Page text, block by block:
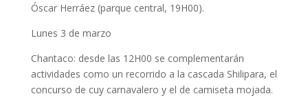
Óscar Herráez (parque central, 19H00).
Lunes 3 de marzo
Chantaco: desde las 12H00 se complementarán
actividades como un recorrido a la cascada Shilipara, el
concurso de cuy carnavalero y el de camiseta mojada.